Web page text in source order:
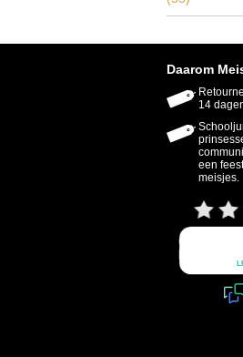
Daarom
14
een
meisjes.